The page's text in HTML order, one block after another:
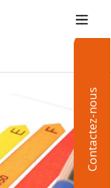
Contactez-nous